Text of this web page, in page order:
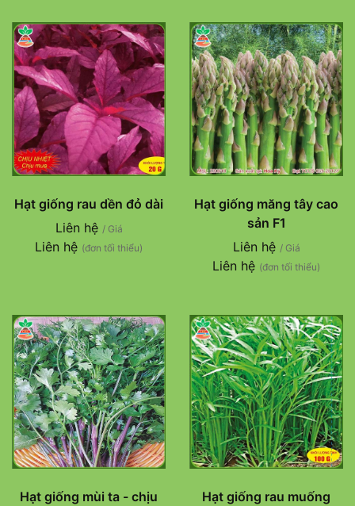
Hạt giống rau dền đỏ dài
Liên hệ / Giá
Liên hệ (đơn tối thiểu)
Hạt giống măng tây cao
sản F1
Liên hệ / Giá
Liên hệ (đơn tối thiểu)
Hạt giống mùi ta - chịu
Hạt giống rau muống